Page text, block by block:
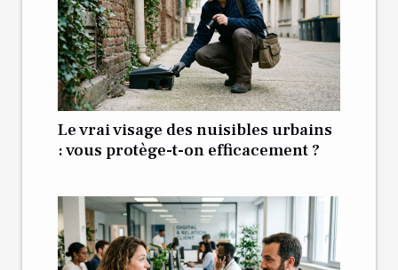
Le vrai visage des nuisibles urbains
: vous protège-t-on efficacement ?